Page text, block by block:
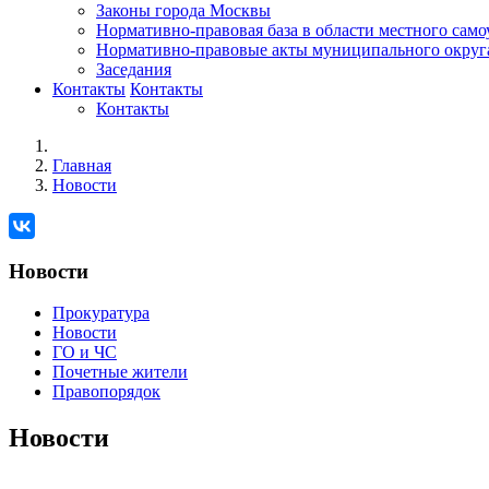
Законы города Москвы
Нормативно-правовая база в области местного
Нормативно-правовые акты муниципального
Заседания
Контакты Контакты
Контакты
Главная
Новости
Новости
Прокуратура
Новости
ГО и ЧС
Почетные жители
Правопорядок
Новости